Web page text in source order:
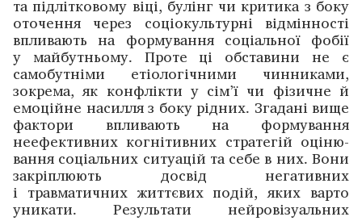
та підлітковому віці, булінг чи критика з боку
оточе­ння через соціокультурні відмінності
впливають на форму­вання соціальної фобії
у майбутньому. Проте ці обставини не є
самобутніми етіологічними чинниками,
зокрема, як конфлікти у сім’ї чи фізичне й
емоційне насилля з боку рідних. Згадані вище
фактори впливають на формування
неефективних когнітивних стратегій оціню­
вання соціальних ситуацій та себе в них. Вони
за­кріп­люють досвід негативних
і травматичних ­життєвих подій, яких варто
уникати. Результати нейровізуаль­них